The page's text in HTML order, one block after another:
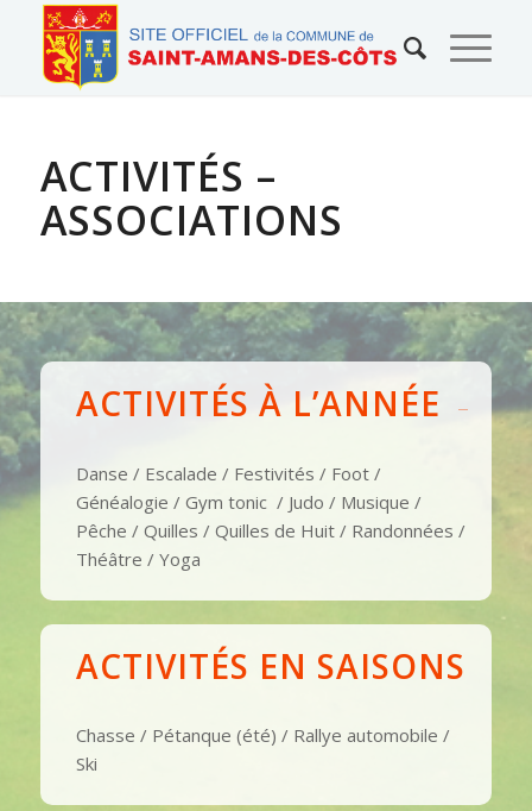
ACTIVITÉS –
ASSOCIATIONS
ACTIVITÉS À L’ANNÉE
Danse / Escalade / Festivités / Foot /
Généalogie / Gym tonic / Judo / Musique /
Pêche / Quilles / Quilles de Huit / Randonnées /
Théâtre / Yoga
ACTIVITÉS EN SAISONS
Chasse / Pétanque (été) / Rallye automobile /
Ski